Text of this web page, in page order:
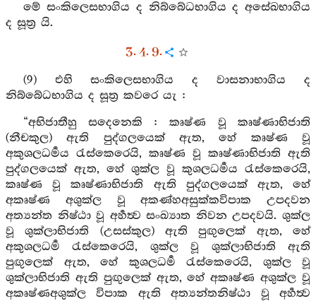
මේ සංකිලෙසභාගිය ද නිබ්බේධභාගිය ද අසේඛභාගිය
ද සූත්‍ර යි.
3. 4. 9.
(9) එහි සංකිලෙසභාගිය ද වාසනාභාගිය ද
නිබ්බේධභාගිය ද සූත්‍ර කවරෙ යැ :
“අභිජාතීහු සදෙනෙකි : කෘෂ්ණ වූ කෘෂ්ණාභිජාති
(නීචකුල) ඇති පුද්ගලයෙක් ඇත, හේ කෘෂ්ණ වූ
අකුශලධර්‍මය රැස්කෙරෙයි, කෘෂ්ණ වූ කෘෂ්ණාභිජාති ඇති
පුද්ගලයෙක් ඇත, හේ ශුක්ල වූ කුශලධර්‍මය රැස්කෙරෙයි,
කෘෂ්ණ වූ කෘෂ්ණාභිජාති ඇති පුද්ගලයෙක් ඇත, හේ
අකෘෂ්ණ අශුක්ල වූ අකණ්හඅසුක්කවිපාක උපදවන
අත්‍යන්ත නිෂ්ඨා වූ අර්‍හත්‍ව සංඛ්‍යාත නිවන උපදවයි. ශුක්ල
වූ ශුක්ලාභිජාති (උසස්කුල) ඇති පුඟුලෙක් ඇත, හේ
අකුශලධර්‍ම රැස්කෙරෙයි, ශුක්ල වූ ශුක්ලාභිජාති ඇති
පුඟුලෙක් ඇත, හේ කුශලධර්‍ම රැස්කෙරෙයි, ශුක්ල වූ
ශුක්ලාභිජාති ඇති පුඟුලෙක් ඇත, හේ අකෘෂ්ණ අශුක්ල වූ
අකෘෂ්ණඅශුක්ල විපාක ඇති අත්‍යන්තනිෂ්ඨා වූ අර්‍හත්‍ව